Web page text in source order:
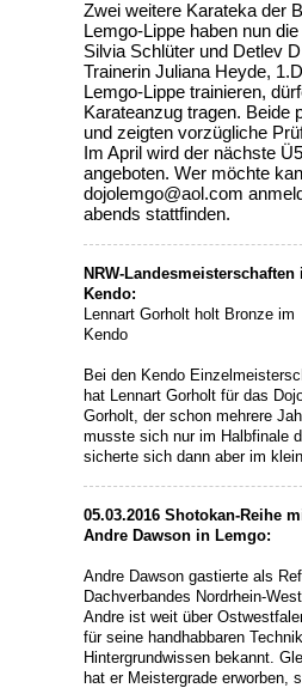
Zwei weitere Karateka der
Lemgo-Lippe haben nun
Silvia Schlüter und Detlev
Trainerin Juliana Heyde,
Lemgo-Lippe trainieren,
Karateanzug tragen. Beide
und zeigten vorzügliche
Im April wird der nächste
angeboten. Wer möchte
dojolemgo@aol.com
abends stattfinden.
NRW-Landesmeisterschaften
Kendo:
Lennart Gorholt holt Bronze im
Kendo
Bei den Kendo
hat Lennart Gorholt für das
Gorholt, der schon mehrere
musste sich nur im Halbfinale
sicherte sich dann aber im
05.03.2016 Shotokan-Reihe
Andre Dawson in Lemgo:
Andre Dawson gastierte als
Dachverbandes Nordrhein-
Andre ist weit über
für seine handhabbaren
Hintergrundwissen bekannt.
hat er Meistergrade erworben,